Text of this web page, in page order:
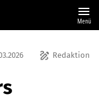
menu
Menü
draw Redaktion